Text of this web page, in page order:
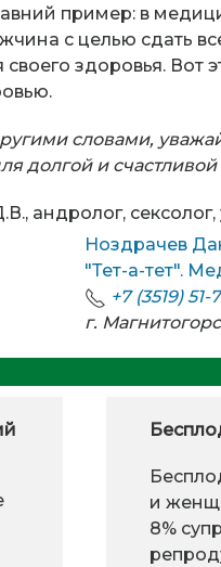
пример: в
с целью сдать
здоровья. Вот
словами,
долгой и
андролог,
Ноздрачев
"Тет-а-тет".
+7 (3519)
г.
и
8%